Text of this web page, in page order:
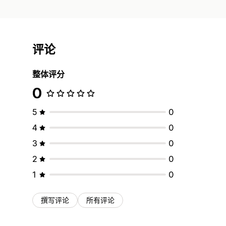
评论
整体评分
0
5
0
4
0
3
0
2
0
1
0
撰写评论 所有评论